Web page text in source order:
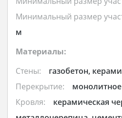
Минимальный размер
м
Материалы:
Стены:
газобетон,
Перекрытие:
Кровля:
керамическая